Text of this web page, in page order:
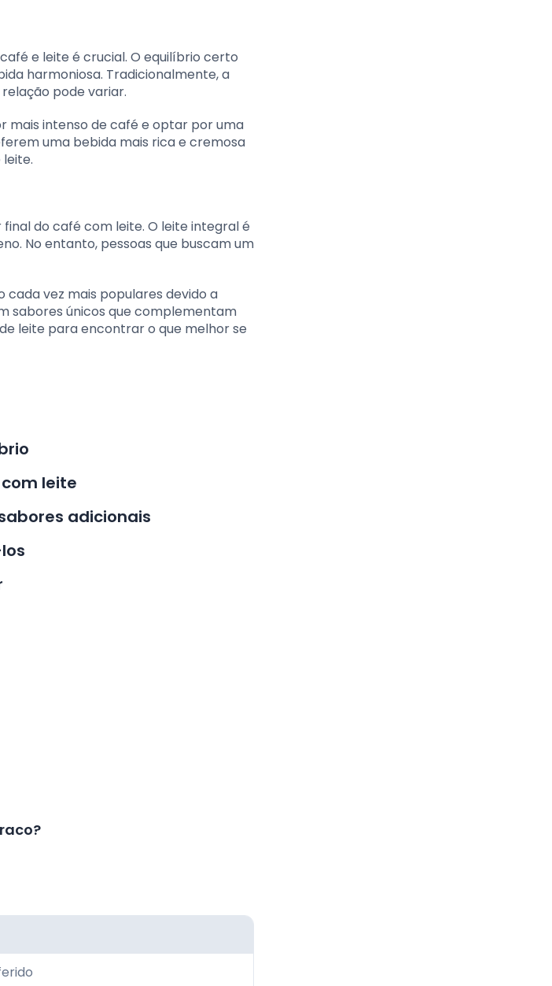
e leite é crucial. O equilíbrio certo
harmoniosa. Tradicionalmente, a
pode variar.
mais intenso de café e optar por uma
uma bebida mais rica e cremosa
do café com leite. O leite integral é
No entanto, pessoas que buscam um
cada vez mais populares devido a
sabores únicos que complementam
leite para encontrar o que melhor se
leite
adicionais